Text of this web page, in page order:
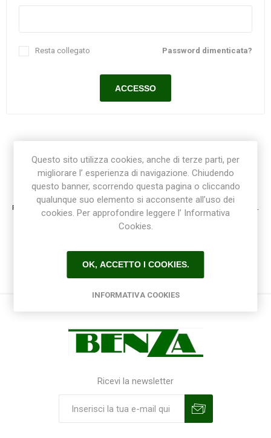
Password dimenticata?
Resta collegato
Registrazione / Login
Registrati e accedi al sito per ottenere l'esperienza migliore e ottenere tutti i vantaggi.
Ricevi la newsletter
Questo sito utilizza cookies, anche di terze parti, per
migliorare l’ esperienza di navigazione. Chiudendo
questo banner, scorrendo questa pagina o cliccando
qualunque suo elemento si acconsente all’uso dei
cookies. Per approfondire leggere l’ Informativa
Cookies.
OK, ACCETTO I COOKIES.
INFORMATIVA COOKIES